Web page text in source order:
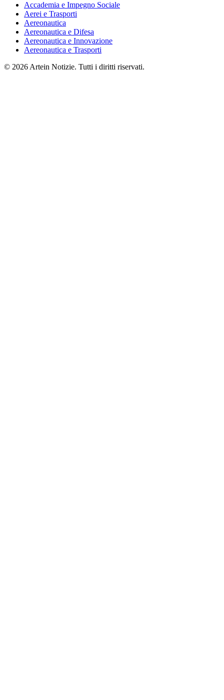
Accademia e Impegno Sociale
Aerei e Trasporti
Aereonautica
Aereonautica e Difesa
Aereonautica e Innovazione
Aereonautica e Trasporti
© 2026 Artein Notizie. Tutti i diritti riservati.